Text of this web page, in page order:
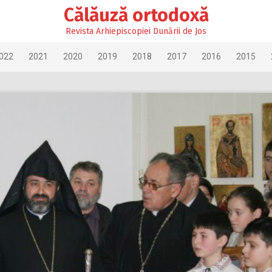
Călăuză ortodoxă
Revista Arhiepiscopiei Dunării de Jos
2021 2020 2019 2018 2017 2016 2015